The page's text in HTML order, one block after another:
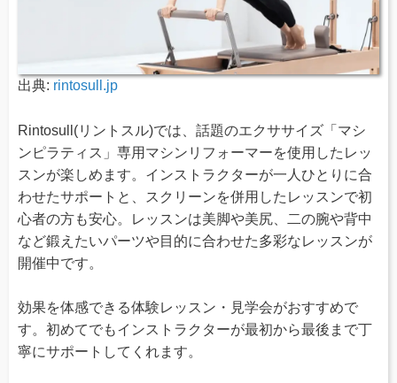
出典: rintosull.jp
Rintosull(リントスル)では、話題のエクササイズ「マシ
ンピラティス」専用マシンリフォーマーを使用したレッ
スンが楽しめます。インストラクターが一人ひとりに合
わせたサポートと、スクリーンを併用したレッスンで初
心者の方も安心。レッスンは美脚や美尻、二の腕や背中
など鍛えたいパーツや目的に合わせた多彩なレッスンが
開催中です。
効果を体感できる体験レッスン・見学会がおすすめで
す。初めてでもインストラクターが最初から最後まで丁
寧にサポートしてくれます。